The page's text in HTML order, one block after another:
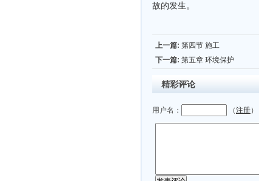
故的发生。
上一篇: 第四节 施工
下一篇: 第五章 环境保护
精彩评论
用户名： （注册